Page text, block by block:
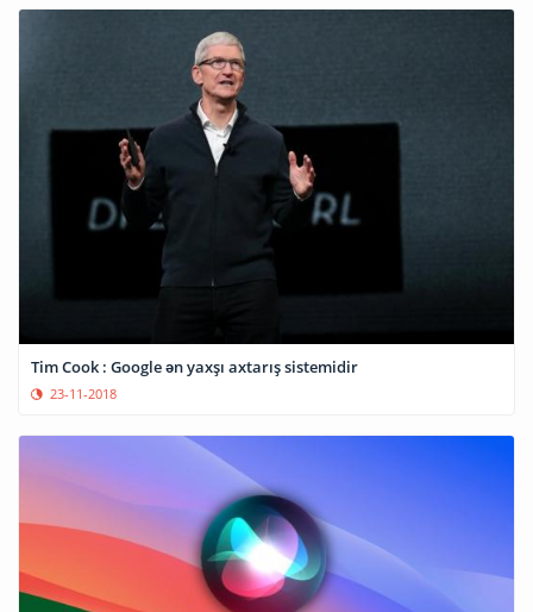
Tim Cook : Google ən yaxşı axtarış sistemidir
23-11-2018